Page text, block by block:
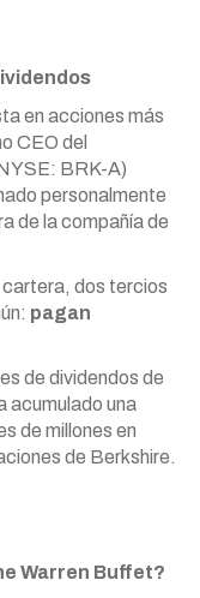
en acciones más
CEO del
BRK-A)
personalmente
de la compañía de
dos tercios
pagan
de dividendos de
acumulado una
de millones en
de Berkshire.
Warren Buffet?